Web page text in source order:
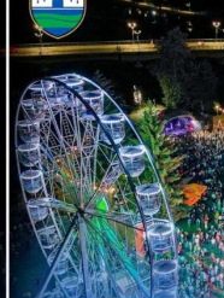
POVEZANE TEME:
VLADA USK
UP NEXT
Preokret u Krajini:
SDA i uvela DF u vlast
DON'T MISS
Samir Ikanović
se u DF: Ništa od